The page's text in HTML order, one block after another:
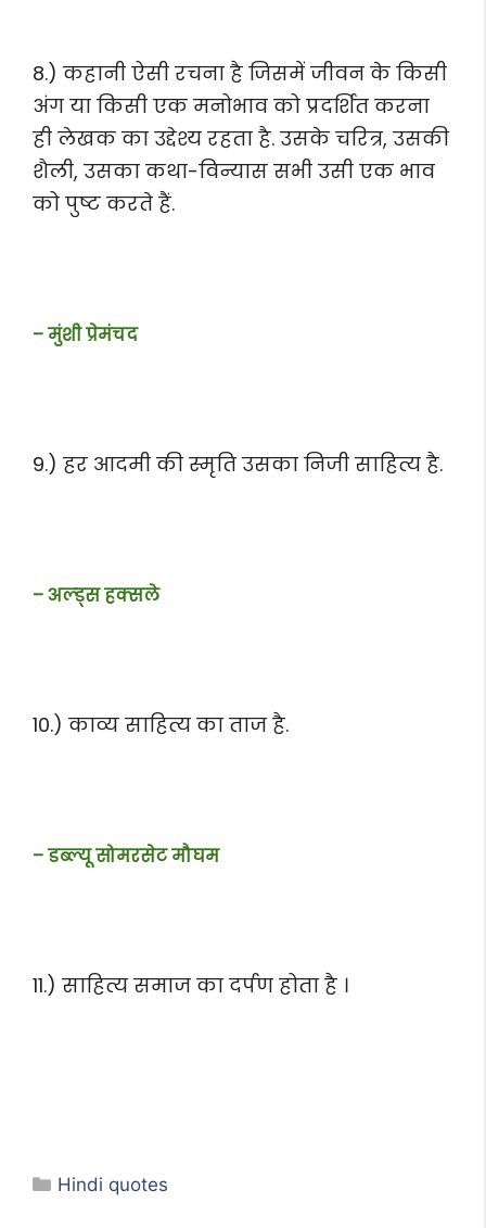
8.) कहानी ऐसी रचना है जिसमें जीवन के किसी
अंग या किसी एक मनोभाव को प्रदर्शित करना
ही लेखक का उद्देश्य रहता है. उसके चरित्र, उसकी
शैली, उसका कथा-विन्यास सभी उसी एक भाव
को पुष्ट करते हैं.
– मुंशी प्रेमंचद
9.) हर आदमी की स्मृति उसका निजी साहित्य है.
– अल्ड्स हक्सले
10.) काव्य साहित्य का ताज है.
– डब्ल्यू सोमरसेट मौघम
11.) साहित्य समाज का दर्पण होता है ।
Categories
Hindi quotes